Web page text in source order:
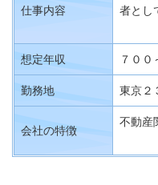
仕事内容
者とし
想定年収 ７００
勤務地 東京２
会社の特徴
不動産